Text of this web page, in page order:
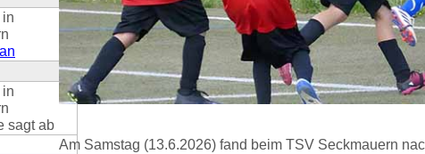
in
in
sagt ab
Am Samstag (13.6.2026) fand beim TSV Seckmauern